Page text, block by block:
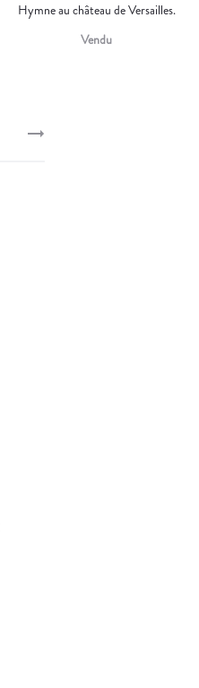
Hymne au château de Versailles.
Vendu